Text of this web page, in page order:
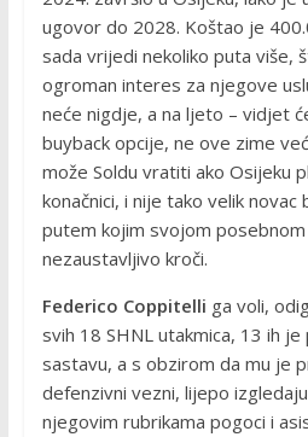
ugovor do 2028. Koštao je
sada vrijedi nekoliko puta više,
ogroman interes za njegove
neće nigdje, a na ljeto – vidjet
buyback opcije, ne ove zime
može Soldu vratiti ako Osijeku
konačnici, i nije tako velik novac
putem kojim svojom
nezaustavljivo kroči.
Federico Coppitelli ga voli,
svih 18 SHNL utakmica, 13 ih
sastavu, a s obzirom da mu je
defenzivni vezni, lijepo
njegovim rubrikama pogoci i